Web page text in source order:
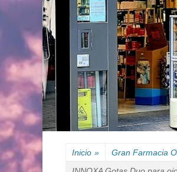
Inicio » Gran Farmacia